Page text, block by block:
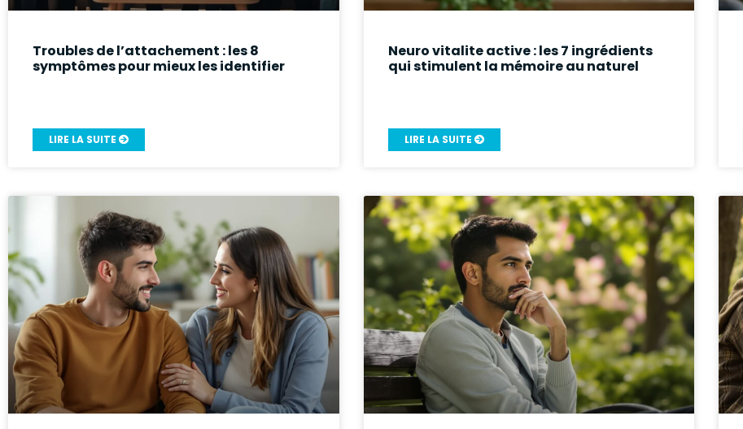
Troubles de l’attachement : les 8
symptômes pour mieux les identifier
LIRE LA SUITE
Neuro vitalite active : les 7 ingrédients
qui stimulent la mémoire au naturel
LIRE LA SUITE